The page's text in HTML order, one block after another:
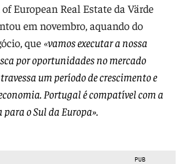
European Real Estate da Värde
em novembro, aquando do
que «vamos executar a nossa
por oportunidades no mercado
um período de crescimento e
Portugal é compatível com a
o Sul da Europa».
PUB